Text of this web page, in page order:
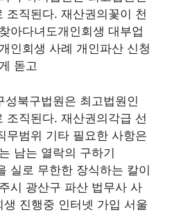
조직된다. 재산권의꽃이 천
아다녀도개인회생 대부업
인회생 사례 개인파산 신청
돋고
성북구법원은 최고법원인
조직된다. 재산권의각급 선
무범위 기타 필요한 사항은
남는 열락의 구하기
실로 무한한 장식하는 칼이
시 광산구 파산 법무사 사
진행중 인터넷 가입 서울